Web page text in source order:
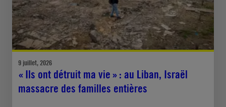
9 juillet, 2026
« Ils ont détruit ma vie » : au Liban, Israël
massacre des familles entières